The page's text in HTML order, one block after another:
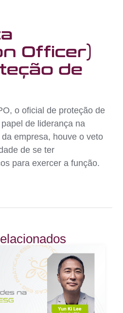
Officer)
de
o oficial de proteção de
de liderança na
empresa, houve o veto
de se ter
para exercer a função.